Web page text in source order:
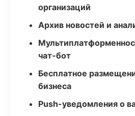
организаций
Архив новостей и
чат-бот
Бесплатное
бизнеса
Push-уведомления о